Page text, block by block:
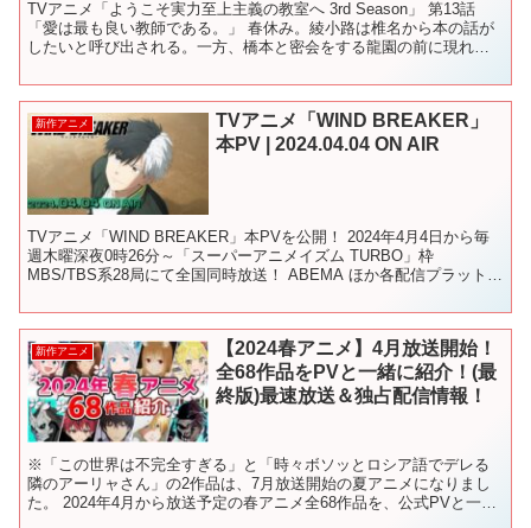
TVアニメ「ようこそ実力至上主義の教室へ 3rd Season」 第13話
「愛は最も良い教師である。」 春休み。綾小路は椎名から本の話が
したいと呼び出される。一方、橋本と密会をする龍園の前に現れた
新作アニメ
TVアニメ「WIND BREAKER」
本PV | 2024.04.04 ON AIR
TVアニメ「WIND BREAKER」本PVを公開！ 2024年4月4日から毎
週木曜深夜0時26分～「スーパーアニメイズム TURBO」枠
MBS/TBS系28局にて全国同時放送！ ABEMA ほか各配信プラットフ
新作アニメ
【2024春アニメ】4月放送開始！
全68作品をPVと一緒に紹介！(最
終版)最速放送＆独占配信情報！
※「この世界は不完全すぎる」と「時々ボソッとロシア語でデレる
隣のアーリャさん」の2作品は、7月放送開始の夏アニメになりまし
た。 2024年4月から放送予定の春アニメ全68作品を、公式PVと一緒